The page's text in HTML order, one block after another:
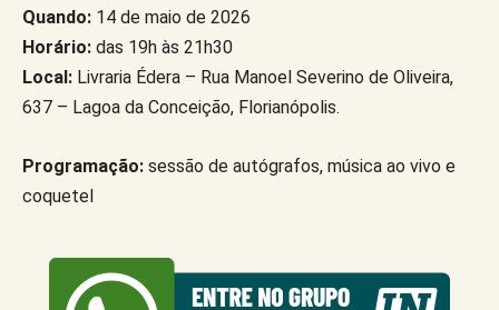
Quando: 14 de maio de 2026
Horário: das 19h às 21h30
Local: Livraria Édera – Rua Manoel Severino de Oliveira,
637 – Lagoa da Conceição, Florianópolis.
Programação: sessão de autógrafos, música ao vivo e
coquetel